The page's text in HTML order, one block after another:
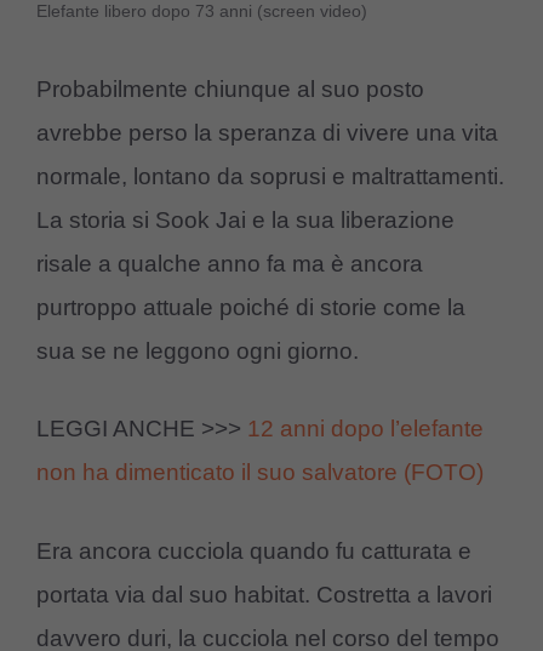
Elefante libero dopo 73 anni (screen video)
Probabilmente chiunque al suo posto
avrebbe perso la speranza di vivere una vita
normale, lontano da soprusi e maltrattamenti.
La storia si Sook Jai e la sua liberazione
risale a qualche anno fa ma è ancora
purtroppo attuale poiché di storie come la
sua se ne leggono ogni giorno.
LEGGI ANCHE >>> 12 anni dopo l’elefante
non ha dimenticato il suo salvatore (FOTO)
Era ancora cucciola quando fu catturata e
portata via dal suo habitat. Costretta a lavori
davvero duri, la cucciola nel corso del tempo